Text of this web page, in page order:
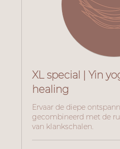
XL special | Yin
healing
Ervaar de diepe
gecombineerd met de
van klankschalen.